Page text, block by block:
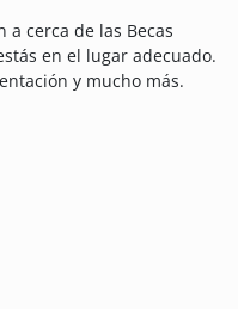
cerca de las Becas
en el lugar adecuado.
y mucho más.